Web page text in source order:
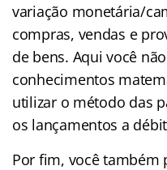
variação monetária/
compras, vendas e
de bens. Aqui você
conhecimentos
utilizar o método das
os lançamentos a
Por fim, você também